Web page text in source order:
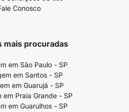
Conosco
mais procuradas
em São Paulo - SP
em Santos - SP
em Guarujá - SP
em Praia Grande - SP
em Guarulhos - SP